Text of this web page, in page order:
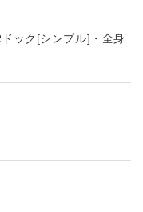
ック[シンプル]・全身